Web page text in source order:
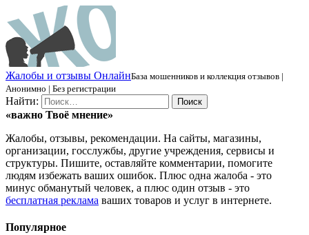
Жалобы и отзывы ОнлайнБаза мошенников и коллекция отзывов |
Анонимно | Без регистрации
Найти:
«важно Твоё мнение»
Жалобы, отзывы, рекомендации. На сайты, магазины,
организации, госслужбы, другие учреждения, сервисы и
структуры. Пишите, оставляйте комментарии, помогите
людям избежать ваших ошибок. Плюс одна жалоба - это
минус обманутый человек, а плюс один отзыв - это
бесплатная реклама ваших товаров и услуг в интернете.
Популярное